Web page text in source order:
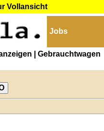
Vollansicht
Jobs
| Gebrauchtwagen